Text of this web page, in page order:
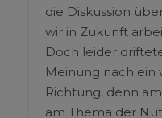
die Diskussion
wir in Zukunft
Doch leider
Meinung nach ein
Richtung, denn
am Thema der